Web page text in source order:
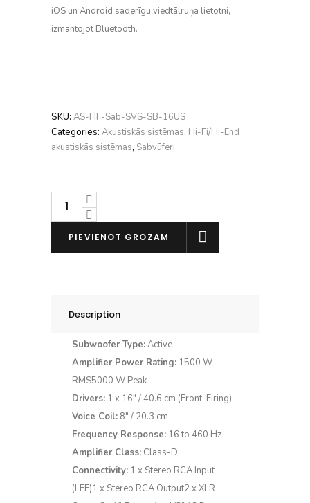
iOS un Android saderīgu viedtālruņa lietotni,
izmantojot Bluetooth.
SKU: AS-HF-Sab-SVS-SB-16US
Categories: Akustiskās sistēmas, Hi-Fi/Hi-End
akustiskās sistēmas, Sabvūferi
SVS
Ultra
Subwoofer
PIEVIENOT GROZAM
Description
Subwoofer Type:Active
Amplifier Power Rating: 1500 W
RMS5000 W Peak
Drivers: 1 x 16″ / 40.6 cm (Front-Firing)
Voice Coil: 8″ / 20.3 cm
Frequency Response: 16 to 460 Hz
Amplifier Class: Class-D
Connectivity: 1 x Stereo RCA Input
(LFE)1 x Stereo RCA Output2 x XLR